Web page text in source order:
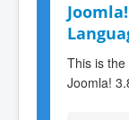
This is
Joomla!